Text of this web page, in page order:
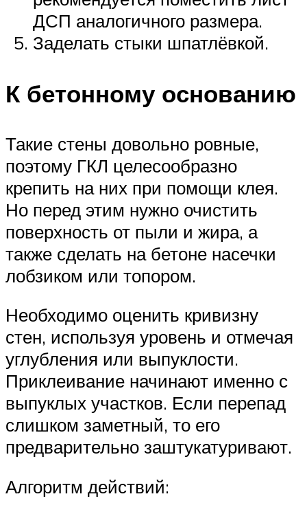
ДСП аналогичного размера.
Заделать стыки шпатлёвкой.
К бетонному основанию
Такие стены довольно ровные,
поэтому ГКЛ целесообразно
крепить на них при помощи клея.
Но перед этим нужно очистить
поверхность от пыли и жира, а
также сделать на бетоне насечки
лобзиком или топором.
Необходимо оценить кривизну
стен, используя уровень и отмечая
углубления или выпуклости.
Приклеивание начинают именно с
выпуклых участков. Если перепад
слишком заметный, то его
предварительно заштукатуривают.
Алгоритм действий: